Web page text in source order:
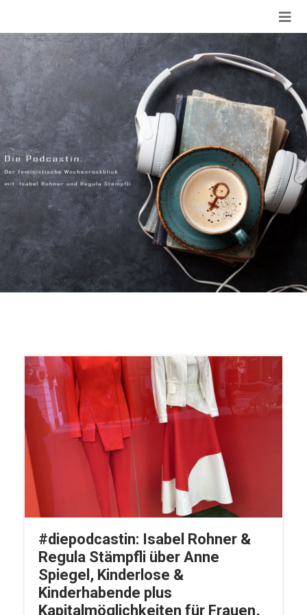
#diepodcastin: Isabel Rohner &
Regula Stämpfli über Anne
Spiegel, Kinderlose &
Kinderhabende plus
Kapitalmöglichkeiten für Frauen,